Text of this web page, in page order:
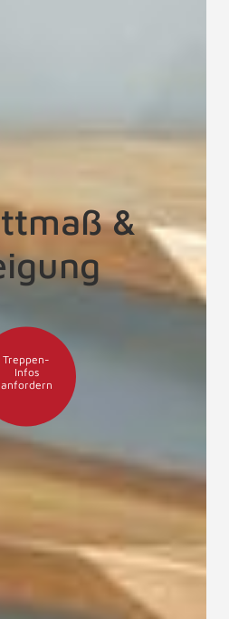
&
Treppen-
Infos
anfordern